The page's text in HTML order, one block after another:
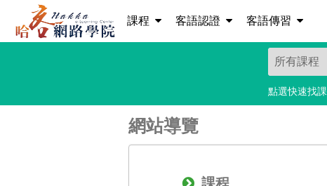
課程 客語認證 客語傳習
點選快速找課
網站導覽